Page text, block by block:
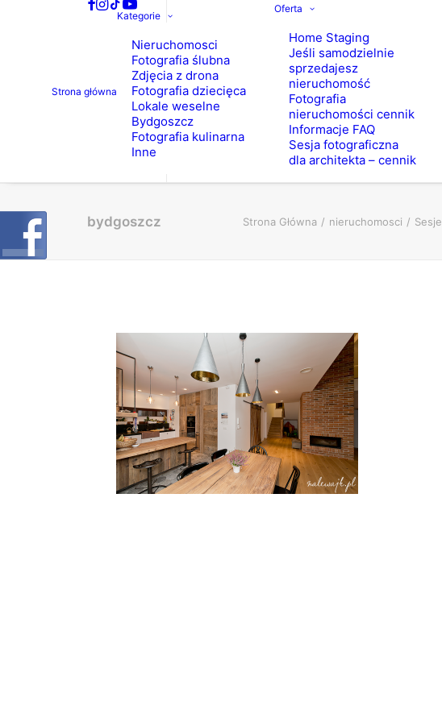
Strona główna
Kategorie
Nieruchomosci
Fotografia ślubna
Zdjęcia z drona
Fotografia dziecięca
Lokale weselne
Bydgoszcz
Fotografia kulinarna
Inne
Oferta
Home Staging
Jeśli samodzielnie
sprzedajesz
nieruchomość
Fotografia
nieruchomości cennik
Informacje FAQ
Sesja fotograficzna
dla architekta – cennik
bydgoszcz Strona Główna nieruchomosci